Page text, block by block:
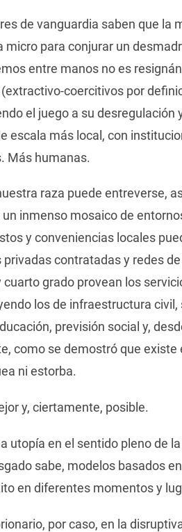
de vanguardia saben que la
micro para conjurar un
entre manos no es
coercitivos por
el juego a su desregulación
escala más local, con
Más humanas.
raza puede entreverse,
inmenso mosaico de
y conveniencias locales
contratadas y redes
cuarto grado provean los
los de infraestructura
previsión social y,
como se demostró que existe
ni estorba.
y, ciertamente, posible.
utopía en el sentido pleno de
sabe, modelos basados
en diferentes momentos y
por caso, en la